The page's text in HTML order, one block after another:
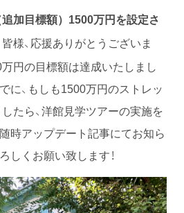
追加目標額）1500万円を設定さ
皆様、応援ありがとうございま
円の目標額は達成いたしまし
に、もしも1500万円のストレッ
たら、洋館見学ツアーの実施を
時アップデート記事にてお知ら
しくお願い致します！